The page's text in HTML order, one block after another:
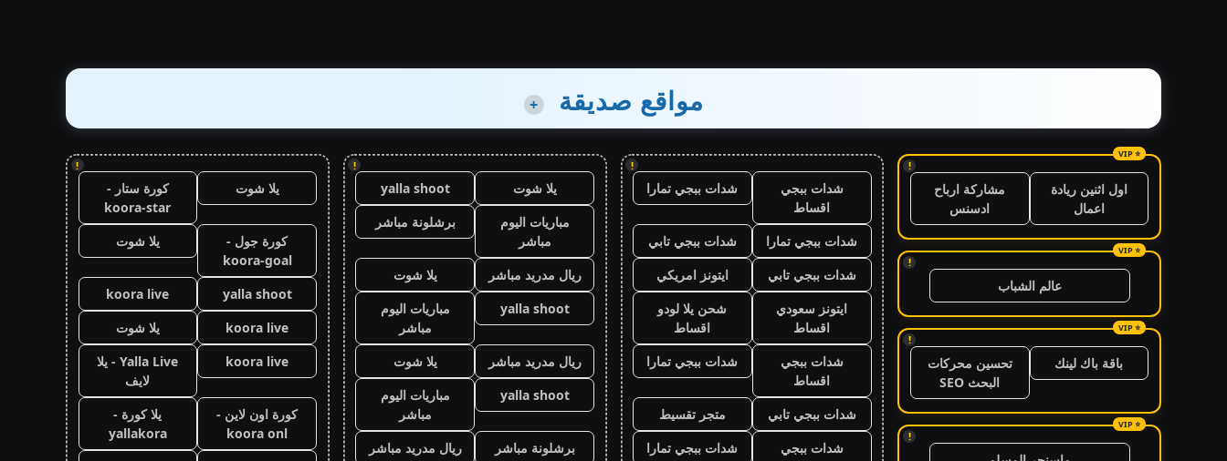
مواقع صديقة +
!
اول اثنين ريادة
اعمال
مشاركة ارباح
ادسنس
!
عالم الشباب
!
باقة باك لينك
تحسين محركات
البحث SEO
!
!
شدات ببجي
اقساط
شدات ببجي تمارا
شدات ببجي تمارا
شدات ببجي تابي
شدات ببجي تابي
ايتونز امريكي
ايتونز سعودي
اقساط
شحن يلا لودو
اقساط
شدات ببجي
اقساط
شدات ببجي تمارا
شدات ببجي تابي
متجر تقسيط
شدات ببجي
شدات ببجي تمارا
!
يلا شوت
yalla shoot
مباريات اليوم
مباشر
برشلونة مباشر
ريال مدريد مباشر
يلا شوت
yalla shoot
مباريات اليوم
مباشر
ريال مدريد مباشر
يلا شوت
yalla shoot
مباريات اليوم
مباشر
برشلونة مباشر
ريال مدريد مباشر
!
يلا شوت
كورة ستار -
koora-star
كورة جول -
koora-goal
يلا شوت
yalla shoot
koora live
koora live
يلا شوت
koora live
Yalla Live - يلا
لايف
كورة اون لاين -
koora onl
يلا كورة -
yallakora